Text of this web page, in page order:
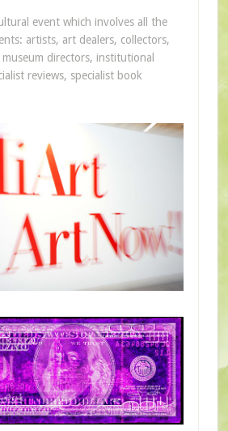
event which involves all the
artists, art dealers, collectors,
directors, institutional
reviews, specialist book